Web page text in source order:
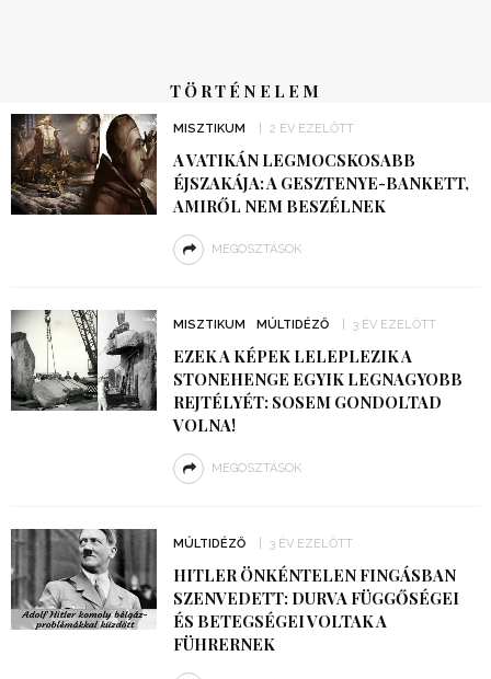
TÖRTÉNELEM
MISZTIKUM 2 ÉV EZELŐTT
A VATIKÁN LEGMOCSKOSABB
ÉJSZAKÁJA: A GESZTENYE-BANKETT,
AMIRŐL NEM BESZÉLNEK
MEGOSZTÁSOK
MISZTIKUM MÚLTIDÉZŐ 3 ÉV EZELŐTT
EZEK A KÉPEK LELEPLEZIK A
STONEHENGE EGYIK LEGNAGYOBB
REJTÉLYÉT: SOSEM GONDOLTAD
VOLNA!
MEGOSZTÁSOK
MÚLTIDÉZŐ 3 ÉV EZELŐTT
HITLER ÖNKÉNTELEN FINGÁSBAN
SZENVEDETT: DURVA FÜGGŐSÉGEI
ÉS BETEGSÉGEI VOLTAK A
FÜHRERNEK